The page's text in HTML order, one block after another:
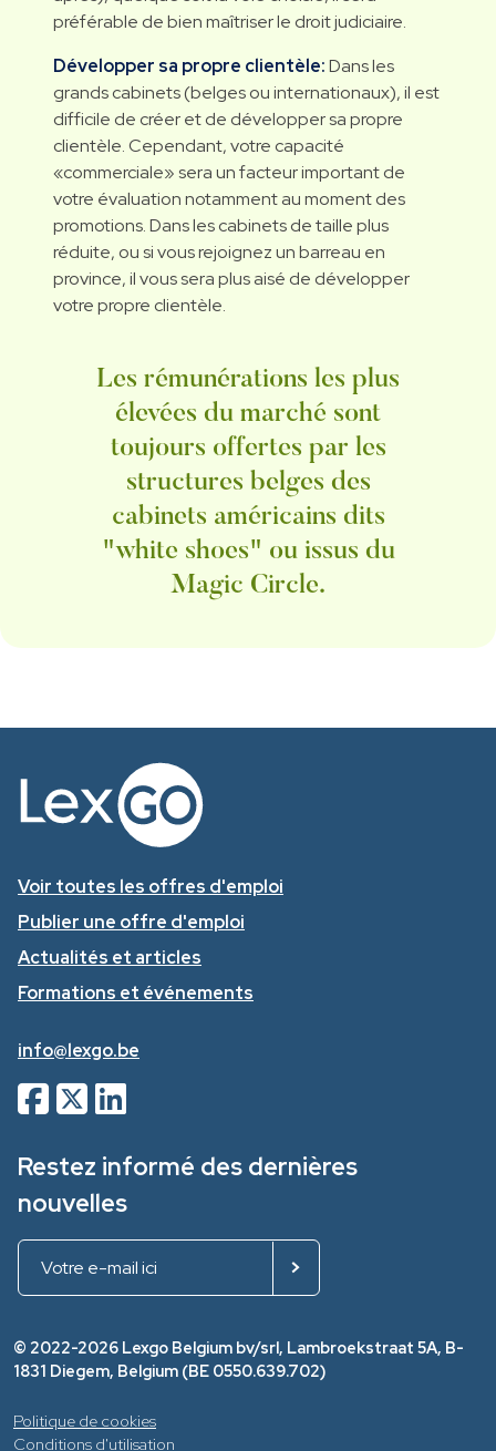
préférable de bien maîtriser le droit judiciaire.
Développer sa propre clientèle:Dans les
grands cabinets (belges ou internationaux), il est
difficile de créer et de développer sa propre
clientèle. Cependant, votre capacité
«commerciale» sera un facteur important de
votre évaluation notamment au moment des
promotions. Dans les cabinets de taille plus
réduite, ou si vous rejoignez un barreau en
province, il vous sera plus aisé de développer
votre propre clientèle.
Les rémunérations les plus
élevées du marché sont
toujours offertes par les
structures belges des
cabinets américains dits
"white shoes" ou issus du
Magic Circle.
Voir toutes les offres d'emploi
Publier une offre d'emploi
Actualités et articles
Formations et événements
info@lexgo.be
Restez informé des dernières
nouvelles
© 2022-2026 Lexgo Belgium bv/srl, Lambroekstraat 5A, B-
1831 Diegem, Belgium (BE 0550.639.702)
Politique de cookies
Conditions d'utilisation